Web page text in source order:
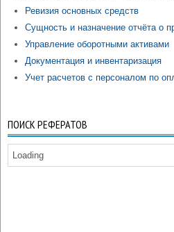
Ревизия основных средств
Сущность и назначение отчёта о
Управление оборотными активами
Документация и инвентаризация
Учет расчетов с персоналом по
ПОИСК РЕФЕРАТОВ
Loading